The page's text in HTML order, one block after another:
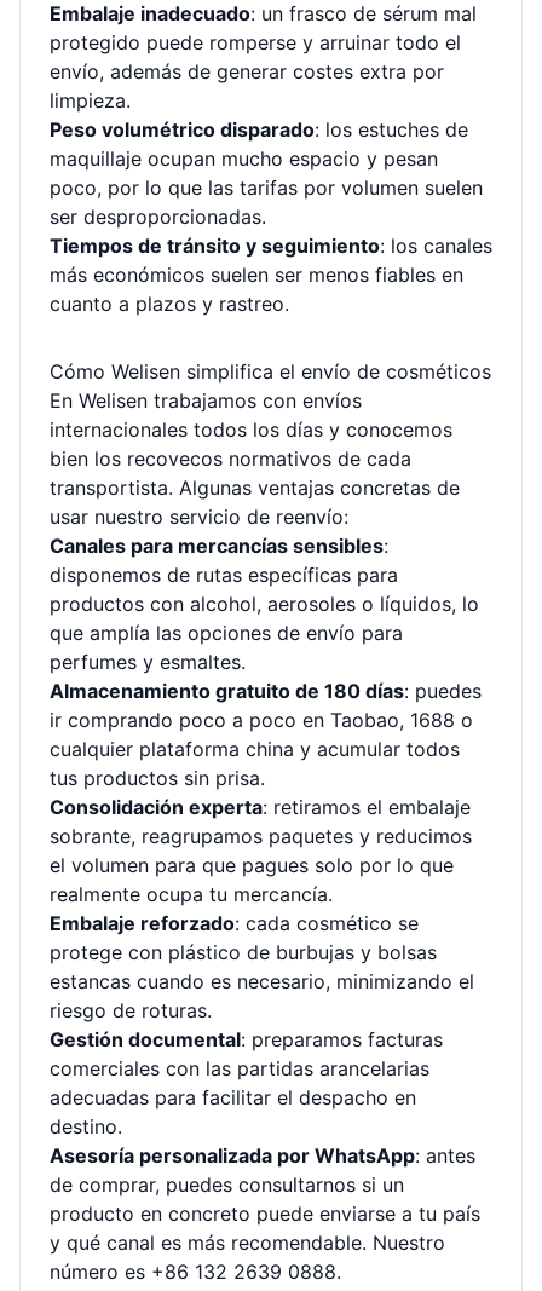
Embalaje inadecuado: un frasco de sérum mal
protegido puede romperse y arruinar todo el
envío, además de generar costes extra por
limpieza.
Peso volumétrico disparado: los estuches de
maquillaje ocupan mucho espacio y pesan
poco, por lo que las tarifas por volumen suelen
ser desproporcionadas.
Tiempos de tránsito y seguimiento: los canales
más económicos suelen ser menos fiables en
cuanto a plazos y rastreo.
Cómo Welisen simplifica el envío de cosméticos
En Welisen trabajamos con envíos
internacionales todos los días y conocemos
bien los recovecos normativos de cada
transportista. Algunas ventajas concretas de
usar nuestro servicio de reenvío:
Canales para mercancías sensibles:
disponemos de rutas específicas para
productos con alcohol, aerosoles o líquidos, lo
que amplía las opciones de envío para
perfumes y esmaltes.
Almacenamiento gratuito de 180 días: puedes
ir comprando poco a poco en Taobao, 1688 o
cualquier plataforma china y acumular todos
tus productos sin prisa.
Consolidación experta: retiramos el embalaje
sobrante, reagrupamos paquetes y reducimos
el volumen para que pagues solo por lo que
realmente ocupa tu mercancía.
Embalaje reforzado: cada cosmético se
protege con plástico de burbujas y bolsas
estancas cuando es necesario, minimizando el
riesgo de roturas.
Gestión documental: preparamos facturas
comerciales con las partidas arancelarias
adecuadas para facilitar el despacho en
destino.
Asesoría personalizada por WhatsApp: antes
de comprar, puedes consultarnos si un
producto en concreto puede enviarse a tu país
y qué canal es más recomendable. Nuestro
número es +86 132 2639 0888.